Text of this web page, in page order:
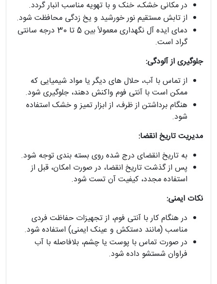
در مکانی خشک، خنک و با تهویه مناسب انبار گردد.
از تابش مستقیم نور خورشید و یخ زدگی محافظت شود.
دمای ایده آل نگهداری معمولاً بین 5 تا 30 درجه سانتی
گراد است.
جلوگیری از آلودگی:
از تماس با آب، حلال های دیگر یا مواد شیمیایی که
ممکن است با آنتی فوم واکنش دهند، جلوگیری شود.
هنگام برداشتن از ظرف، از ابزار تمیز و خشک استفاده
شود.
مدیریت تاریخ انقضا:
به تاریخ انقضای درج شده روی بسته بندی توجه شود.
پس از گذشت تاریخ انقضا، در صورت امکان، قبل از
استفاده مجدد، کیفیت آن تست شود.
نکات ایمنی:
در هنگام کار با آنتی فوم، از تجهیزات حفاظت فردی
مناسب (مانند دستکش و عینک ایمنی) استفاده شود.
در صورت تماس با پوست یا چشم، بلافاصله با آب
فراوان شستشو داده شود.